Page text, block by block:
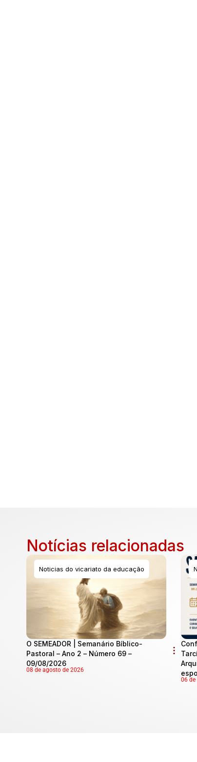
Notícias relacionadas
Noticias do vicariato da educação
O SEMEADOR | Semanário Bíblico-
Pastoral – Ano 2 – Número 69 –
09/08/2026
08 de agosto de 2026
06 de